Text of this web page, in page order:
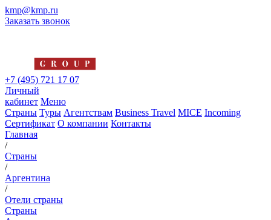
kmp@kmp.ru
Заказать звонок
+7 (495) 721 17 07
Личный
кабинет Меню
Страны Туры Агентствам Business Travel MICE Incoming
Сертификат О компании Контакты
Главная
/
Страны
/
Аргентина
/
Отели страны
Страны